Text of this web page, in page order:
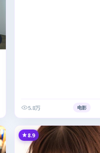
5.8万 电影
8.9